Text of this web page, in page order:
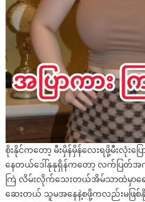
စိုးနိုင်ကတော့ မီးမှိန်မှိန်လေးရဖို့မီးလုံး
နေတယ်ဒေါ်နုနုရှိန်ကတော့ လက်ပြတ်အကျီၤ
ကြဲ လိမ်းလိုက်သေးတယ်အိမ်သာထဲမှာရေ
ဆေးတယ် သူမအနေနဲ့စဖို့ကလည်းမဖြစ်